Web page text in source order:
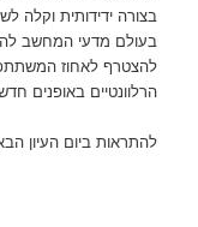
בצורה ידידותית וקלה
בעולם מדעי המחשב
להצטרף לאחוז
הרלוונטיים באופנים
להתראות ביום העיון